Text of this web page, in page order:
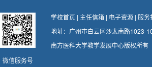
微信服务号
学校首页 | 主任信箱 | 电子资源 | 服务
地址：广州市白云区沙太南路
南方医科大学教学发展中心版权所有